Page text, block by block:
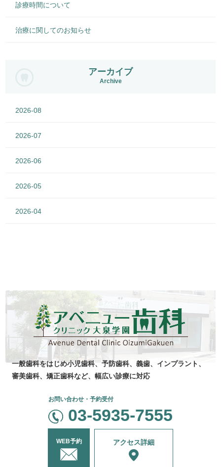
診療時間について
治療に関してのお知らせ
アーカイブ
Archive
2026-08
2026-07
2026-06
2026-05
2026-04
一般歯科をはじめ小児歯科、 予防歯科、 義歯、 インプラント、
審美歯科、 矯正歯科など、 幅広い診療に対応
お問い合わせ・予約受付
03-5935-7555
WEB予約 アクセス詳細